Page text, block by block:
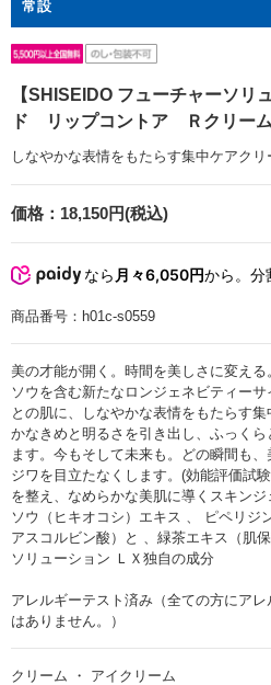
常設
【SHISEIDO フューチャーソ
ド リップコントア Ｒクリー
しなやかな表情をもたらす集中ケアクリ
価格： 18,150円(税込)
なら 月々6,050円から。分
商品番号： h01c-s0559
美の才能が開く。時間を美しさに変え
ソウを含む新たなロンジェネビティー
との肌に、しなやかな表情をもたらす
かなきめと明るさを引き出し、ふっく
ます。今もそして未来も。どの瞬間も
ジワを目立たなくします。(効能評価
を整え、なめらかな美肌に導くスキン
ソウ（ヒキオコシ）エキス 、 ピペリジ
アスコルビン酸）と 、緑茶エキス（肌
ソリューション ＬＸ独自の成分
アレルギーテスト済み（全ての方にア
はありません。）
クリーム ・ アイクリーム